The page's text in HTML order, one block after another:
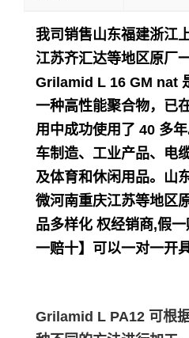
我司销售山东福建浙江
江苏齐汇达等地区原厂
Grilamid L 16 GM nat
一种高性能聚合物，已
用中成功使用了 40 多年
车制造、工业产品、电
及体育和休闲用品。 山
微河南重庆江苏等地区
品多样化 权经销商,假
一赔十】可以一对一开
Grilamid L PA12 可根